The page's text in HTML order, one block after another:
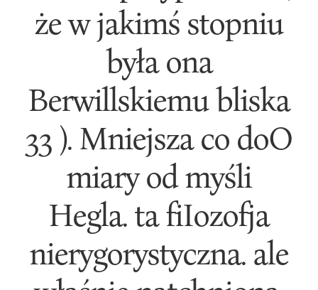
że w jakimś stopniu
była ona
Berwillskiemu bliska
33 ). Mniejsza co doO
miary od myśli
Hegla. ta fiIozofja
nierygorystyczna. ale